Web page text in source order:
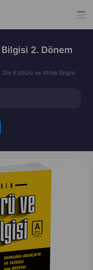
2. Dönem
Din Kültürü ve Ahlak Bilgisi